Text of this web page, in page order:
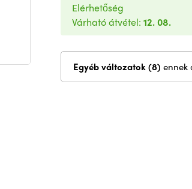
Elérhetőség
Várható átvétel: 12. 08.
Egyéb változatok (8) ennek